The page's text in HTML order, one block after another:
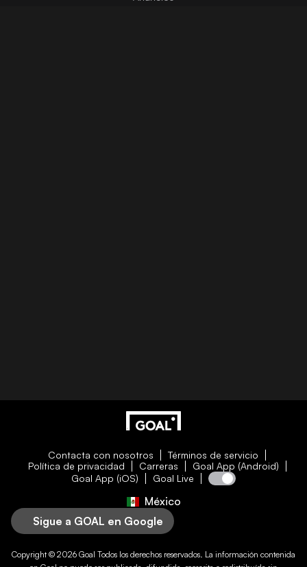
Contacta con nosotros
Términos de servicio
Política de privacidad
Carreras
Goal App (Android)
Goal App (iOS)
Goal Live
México
Sigue a GOAL en Google
Copyright © 2026 Goal Todos los derechos reservados. La información contenida